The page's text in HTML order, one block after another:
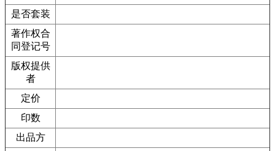
是否套装
著作权合
同登记号
版权提供
者
定价
印数
出品方